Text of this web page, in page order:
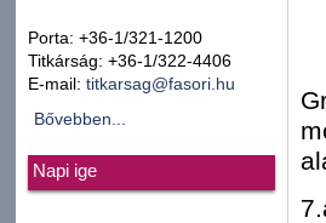
Porta: +36-1/321-1200
Titkárság: +36-1/322-4406
E-mail: titkarsag@fasori.hu
Bővebben...
Napi ige